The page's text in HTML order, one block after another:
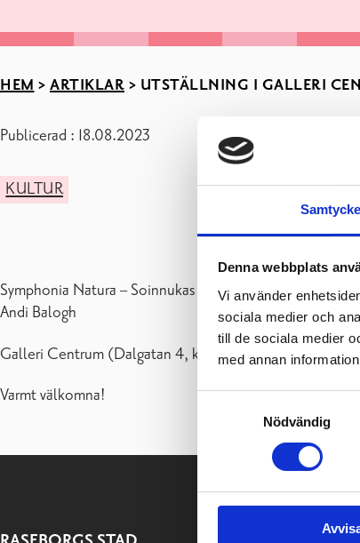
Samtycke
Denna webbplats
Vi använder
sociala medier och
till de sociala medier
med annan
Nödvändig
HEM > ARTIKLAR > UTSTÄLLNING I GALLERI
Publicerad : 18.08.2023
KULTUR
Symphonia Natura – Soinnukas pohjoinen
Andi Balogh
Galleri Centrum (Dalgatan 4, kulturhuset Fokus) är
Varmt välkomna!